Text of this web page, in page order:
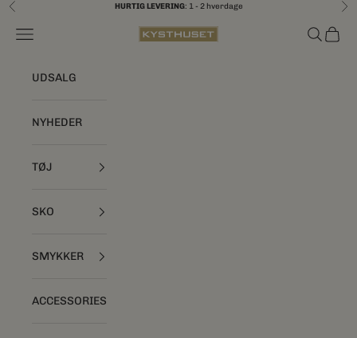
Spring til indhold
Forrige HURTIG LEVERING: 1 - 2 hverdage
Kysthuset
Åbn navigationsmenu ÅbnÅbn
UDSALG
NYHEDER
TØJ
SKO
SMYKKER
ACCESSORIES